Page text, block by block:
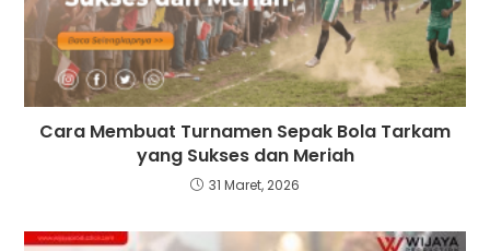
Cara Membuat Turnamen Sepak Bola Tarkam
yang Sukses dan Meriah
31 Maret, 2026